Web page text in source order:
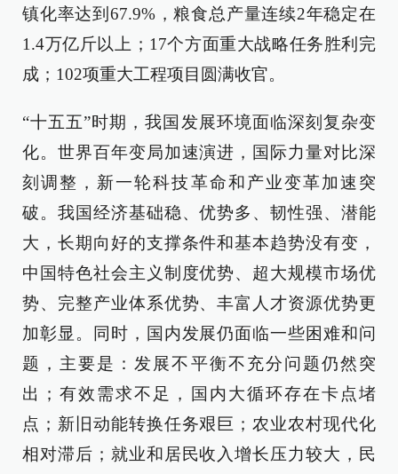
镇化率达到67.9%，粮食总产量连续2年稳定在
1.4万亿斤以上；17个方面重大战略任务胜利完
成；102项重大工程项目圆满收官。
“十五五”时期，我国发展环境面临深刻复杂变
化。世界百年变局加速演进，国际力量对比深
刻调整，新一轮科技革命和产业变革加速突
破。我国经济基础稳、优势多、韧性强、潜能
大，长期向好的支撑条件和基本趋势没有变，
中国特色社会主义制度优势、超大规模市场优
势、完整产业体系优势、丰富人才资源优势更
加彰显。同时，国内发展仍面临一些困难和问
题，主要是：发展不平衡不充分问题仍然突
出；有效需求不足，国内大循环存在卡点堵
点；新旧动能转换任务艰巨；农业农村现代化
相对滞后；就业和居民收入增长压力较大，民